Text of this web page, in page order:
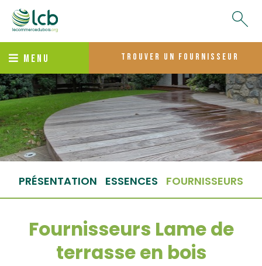
MENU trouver un fournisseur
PRÉSENTATION ESSENCES FOURNISSEURS
Fournisseurs Lame de
terrasse en bois